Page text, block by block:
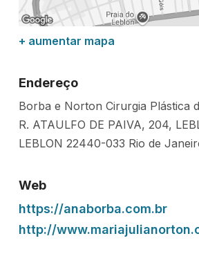
+ aumentar mapa
Endereço
Borba e Norton Cirurgia Plástica
R. ATAULFO DE PAIVA, 204,
LEBLON 22440-033 Rio de
Web
https://anaborba.com.br
http://